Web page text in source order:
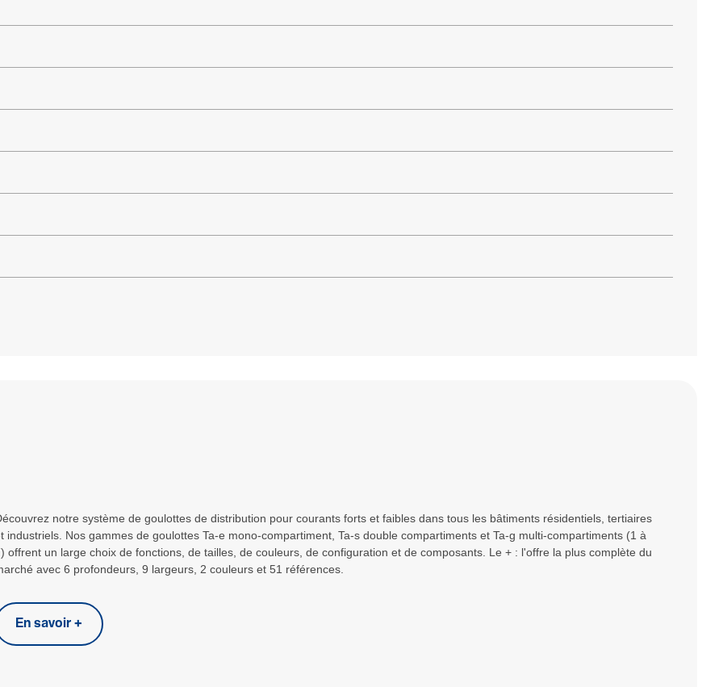
notre système de goulottes de distribution pour courants forts et faibles dans tous les bâtiments résidentiels, tertiaires
industriels. Nos gammes de goulottes Ta-e mono-compartiment, Ta-s double compartiments et Ta-g multi-compartiments (1 à
offrent un large choix de fonctions, de tailles, de couleurs, de configuration et de composants. Le + : l'offre la plus complète du
avec 6 profondeurs, 9 largeurs, 2 couleurs et 51 références.
En savoir +